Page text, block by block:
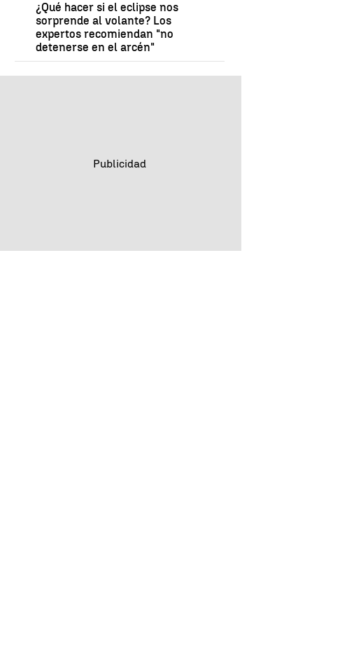
¿Qué hacer si el eclipse nos
sorprende al volante? Los
expertos recomiendan "no
detenerse en el arcén"